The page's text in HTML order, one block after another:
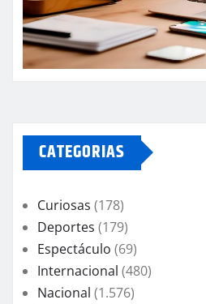
CATEGORIAS
Curiosas (178)
Deportes (179)
Espectáculo (69)
Internacional (480)
Nacional (1.576)